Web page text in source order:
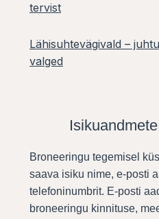
tervist
Lähisuhtevägivald –
valged
Broneeringu tegemisel
saava isiku nime, e-posti
telefoninumbrit. E-posti
broneeringu kinnituse,